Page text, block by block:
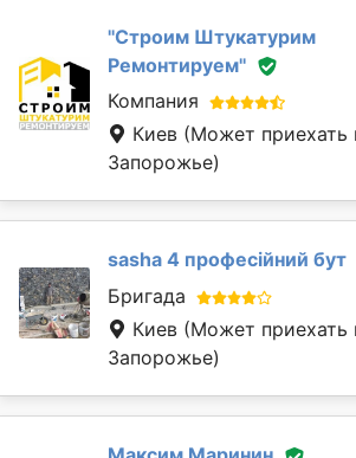
''Строим Штукатурим
Ремонтируем''
Компания
Киев (Может приехать
Запорожье)
sasha 4 професійний бут
Бригада
Киев (Может приехать
Запорожье)